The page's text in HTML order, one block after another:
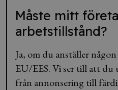
Måste mitt
arbetstillstånd?
Ja, om du anställer
EU/EES. Vi ser till att
från annonsering till